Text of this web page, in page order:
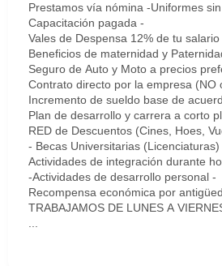
Prestamos vía nómina -Uniformes
Capacitación pagada -
Vales de Despensa 12% de tu
Beneficios de maternidad y
Seguro de Auto y Moto a precios
Contrato directo por la empresa (NO
Incremento de sueldo base de
Plan de desarrollo y carrera a corto
RED de Descuentos (Cines, Hoes,
- Becas Universitarias (Licenciaturas)
Actividades de integración durante
-Actividades de desarrollo personal -
Recompensa económica por
TRABAJAMOS DE LUNES A